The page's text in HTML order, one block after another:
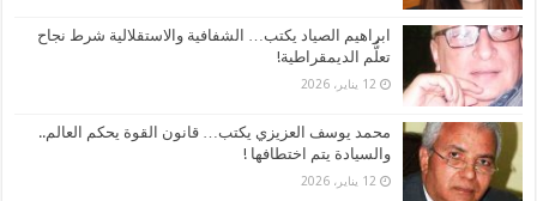
ابراهيم الصياد يكتب… الشفافية والاستقلالية شرط نجاح
تعلُّم الديمقراطية!
12 يناير، 2026
محمد يوسف العزيزي يكتب… قانون القوة يحكم العالم..
والسيادة يتم اختطافها !
12 يناير، 2026